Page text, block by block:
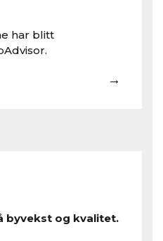
har blitt
→
byvekst og kvalitet.